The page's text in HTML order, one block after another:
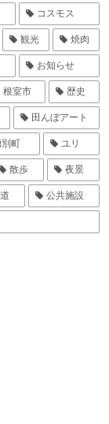
コスモス
観光 焼肉
お知らせ
根室市 歴史
田んぼアート
町 ユリ
散歩 夜景
公共施設